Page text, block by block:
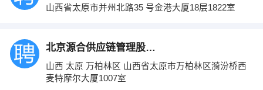
山西省太原市并州北路35 号金港大厦18层1822室
北京源合供应链管理股份有限公司太原分公司
山西 太原 万柏林区 山西省太原市万柏林区漪汾桥西
麦特摩尔大厦1007室